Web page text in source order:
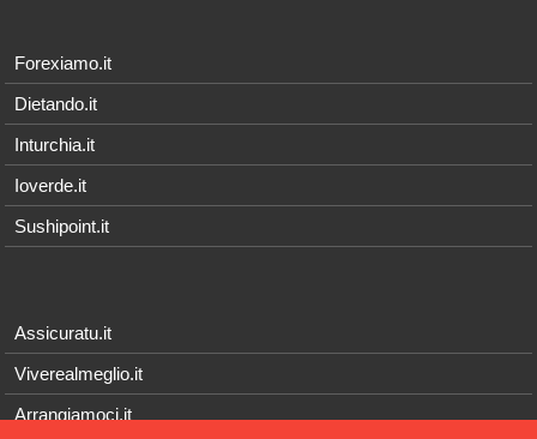
Forexiamo.it
Dietando.it
Inturchia.it
Ioverde.it
Sushipoint.it
Assicuratu.it
Viverealmeglio.it
Arrangiamoci.it